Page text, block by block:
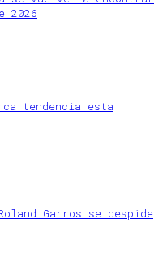
2026
tendencia esta
Garros se despide